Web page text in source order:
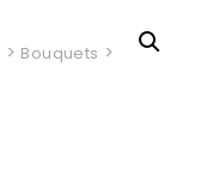
> Bouquets >